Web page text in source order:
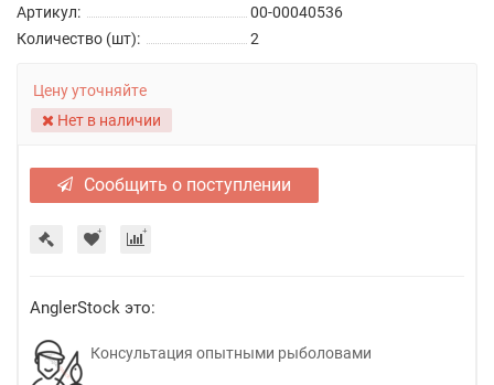
Артикул:
00-00040536
Количество (шт):
2
Цену уточняйте
Нет в наличии
Сообщить о поступлении
AnglerStock это:
Консультация опытными рыболовами